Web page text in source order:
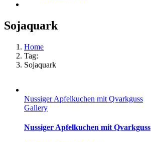
Sojaquark
Home
Tag:
Sojaquark
Nussiger Apfelkuchen mit Qvarkguss
Gallery
Nussiger Apfelkuchen mit Qvarkguss